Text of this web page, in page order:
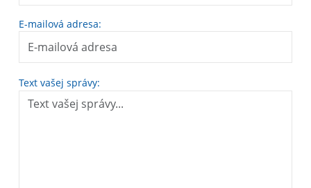
E-mailová adresa:
Text vašej správy: